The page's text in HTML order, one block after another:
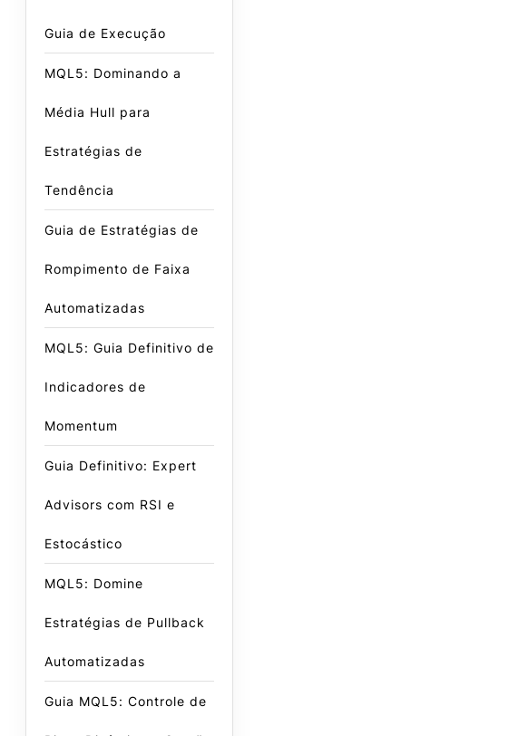
Guia de Execução
MQL5: Dominando a
Média Hull para
Estratégias de
Tendência
Guia de Estratégias de
Rompimento de Faixa
Automatizadas
MQL5: Guia Definitivo de
Indicadores de
Momentum
Guia Definitivo: Expert
Advisors com RSI e
Estocástico
MQL5: Domine
Estratégias de Pullback
Automatizadas
Guia MQL5: Controle de